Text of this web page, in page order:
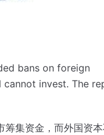
bans on foreign
invest. The
筹集资金，而外国资